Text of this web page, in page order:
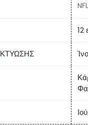
12